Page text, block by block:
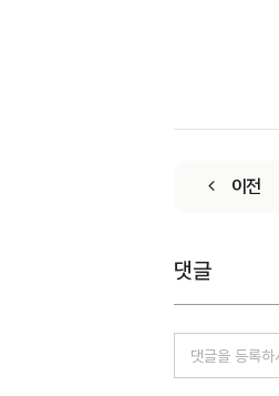
이전
댓글